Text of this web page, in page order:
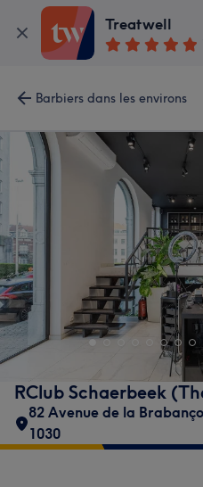
Treatwell
Barbiers dans les environs
RClub Schaerbeek
82 Avenue de la
1030